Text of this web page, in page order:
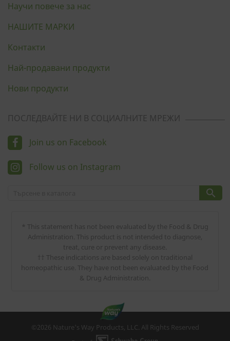
Научи повече за нас
НАШИТЕ МАРКИ
Контакти
Най-продавани продукти
Нови продукти
ПОСЛЕДВАЙТЕ НИ В СОЦИАЛНИТЕ МРЕЖИ
Join us on Facebook
Follow us on Instagram

* This statement has not been evaluated by the Food & Drug
Administration. This product is not intended to diagnose,
treat, cure or prevent any disease.
†† These indications are based solely on traditional
homeopathic use. They have not been evaluated by the Food
& Drug Administration.
©2026 Nature's Way Products, LLC. All Rights Reserved